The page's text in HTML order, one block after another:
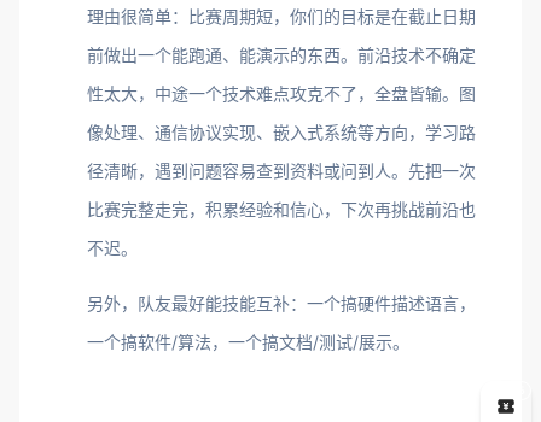
理由很简单：比赛周期短，你们的目标是在截止日期
前做出一个能跑通、能演示的东西。前沿技术不确定
性太大，中途一个技术难点攻克不了，全盘皆输。图
像处理、通信协议实现、嵌入式系统等方向，学习路
径清晰，遇到问题容易查到资料或问到人。先把一次
比赛完整走完，积累经验和信心，下次再挑战前沿也
不迟。
另外，队友最好能技能互补：一个搞硬件描述语言，
一个搞软件/算法，一个搞文档/测试/展示。